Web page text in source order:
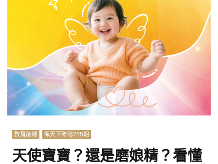
教育前線 禪天下雜誌255期
天使寶寶？還是磨娘精？看懂